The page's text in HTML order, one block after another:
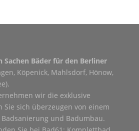
Sachen Bäder für den Berliner
Köpenick, Mahlsdorf, Hönow,
wir die exklusive
Sie sich überzeugen von einem
und Badumbau.